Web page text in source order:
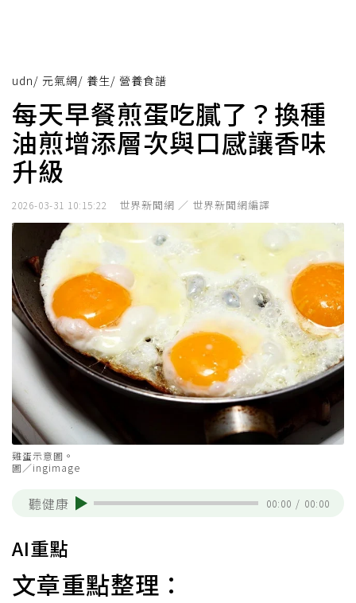
udn/ 元氣網/ 養生/ 營養食譜
每天早餐煎蛋吃膩了？換種
油煎增添層次與口感讓香味
升級
2026-03-31 10:15:22 世界新聞網 ／ 世界新聞網編譯
雞蛋示意圖。
圖／ingimage
聽健康 00:00 / 00:00
AI重點
文章重點整理：